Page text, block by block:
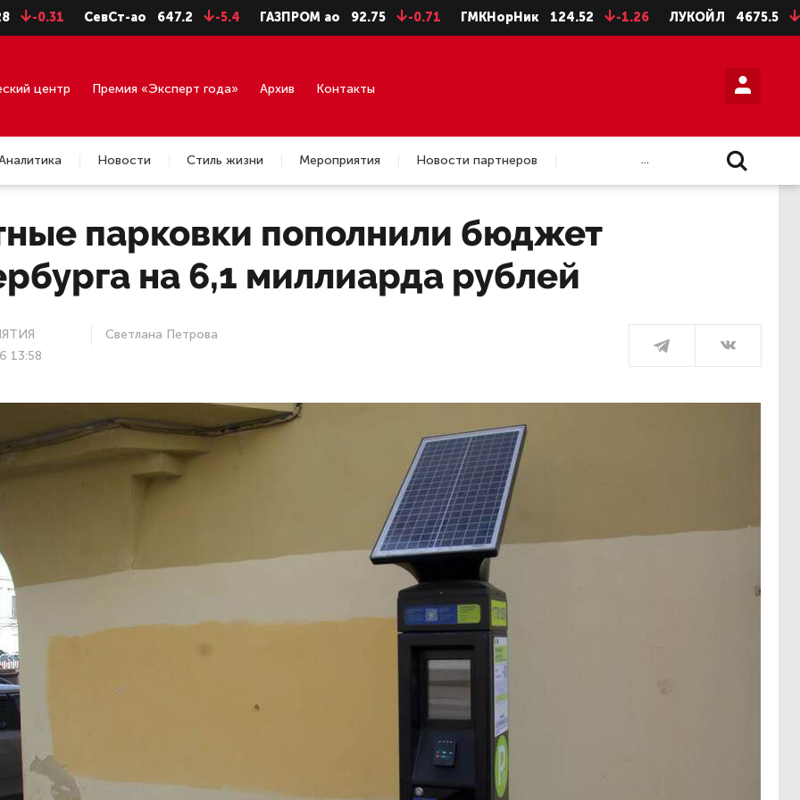
СевСт-ао 647.2 -5.4 ГАЗПРОМ ао 92.75 -0.71 ГМКНорНик 124.52 -1.26 ЛУКОЙЛ 4675.5 -28.5
центр Премия «Эксперт года» Архив Контакты
Новости Стиль жизни Мероприятия
Новости партнеров
...
парковки пополнили бюджет
на 6,1 миллиарда рублей
13:58
Светлана Петрова